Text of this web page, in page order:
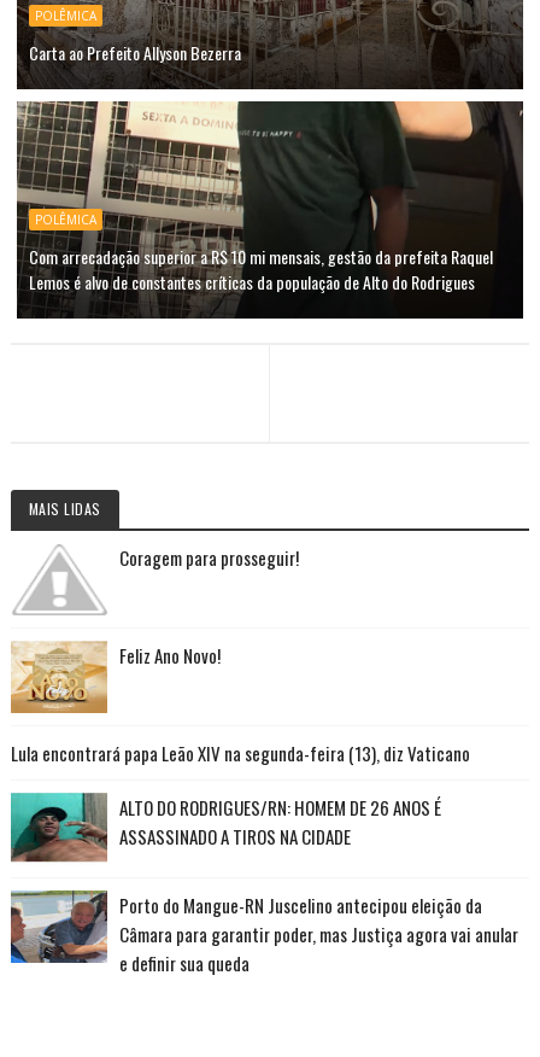
POLÊMICA
Carta ao Prefeito Allyson Bezerra
POLÊMICA
Com arrecadação superior a R$ 10 mi mensais, gestão da prefeita Raquel
Lemos é alvo de constantes críticas da população de Alto do Rodrigues
MAIS LIDAS
Coragem para prosseguir!
Feliz Ano Novo!
Lula encontrará papa Leão XIV na segunda-feira (13), diz Vaticano
ALTO DO RODRIGUES/RN: HOMEM DE 26 ANOS É
ASSASSINADO A TIROS NA CIDADE
Porto do Mangue-RN Juscelino antecipou eleição da
Câmara para garantir poder, mas Justiça agora vai anular
e definir sua queda